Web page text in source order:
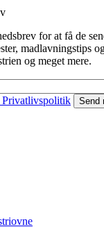
for at få de
madlavningstips
og meget mere.